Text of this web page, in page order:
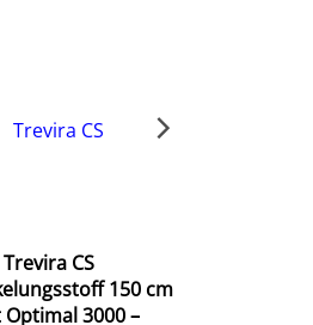
Trevira CS
150 cm
3000 –